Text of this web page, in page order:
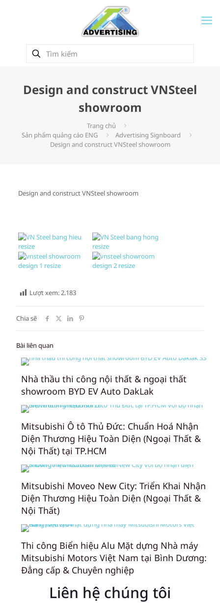
Design and construct VNSteel
showroom
Trang chủ
Sản phẩm quảng cáo ENG
Advertising Signboard
Design and construct VNSteel showroom
Design and construct VNSteel showroom
Lượt xem:2.183
Chia sẽ
Bài liên quan
Nhà thầu thi công nội thất & ngoại thất
showroom BYD EV Auto DakLak
Mitsubishi Ô tô Thủ Đức: Chuẩn Hoá Nhận
Diện Thương Hiệu Toàn Diện (Ngoại Thất &
Nội Thất) tại TP.HCM
Mitsubishi Moveo New City: Triển Khai Nhận
Diện Thương Hiệu Toàn Diện (Ngoại Thất &
Nội Thất)
Thi công Biển hiệu Alu Mặt dựng Nhà máy
Mitsubishi Motors Việt Nam tại Bình Dương:
Đẳng cấp & Chuyên nghiệp
Liên hệ chúng tôi